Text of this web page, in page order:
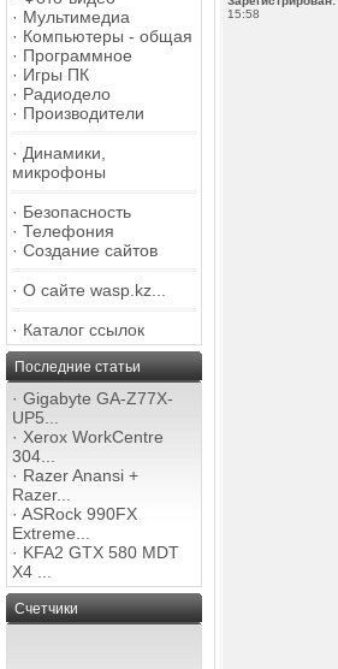
· Мультимедиа
· Компьютеры - общая
· Программное
· Игры ПК
· Радиодело
· Производители
· Динамики,
микрофоны
· Безопасность
· Телефония
· Создание сайтов
· О сайте wasp.kz...
· Каталог ссылок
Последние статьи
· Gigabyte GA-Z77X-
UP5...
· Xerox WorkCentre
304...
· Razer Anansi +
Razer...
· ASRock 990FX
Extreme...
· KFA2 GTX 580 MDT
X4 ...
Счетчики
15:58